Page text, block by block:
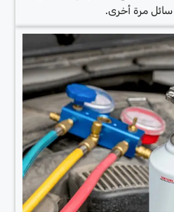
سائل مرة أخرى.